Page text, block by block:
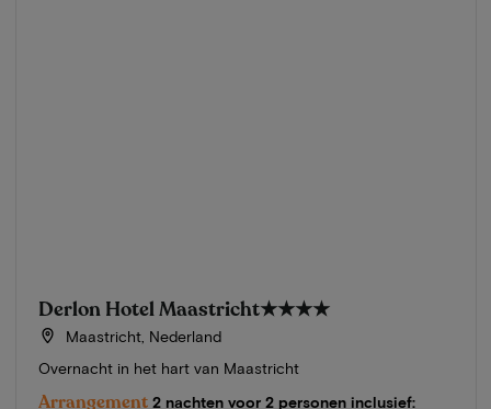
Derlon Hotel Maastricht★★★★
Maastricht, Nederland
Overnacht in het hart van Maastricht
Arrangement 2 nachten voor 2 personen inclusief: